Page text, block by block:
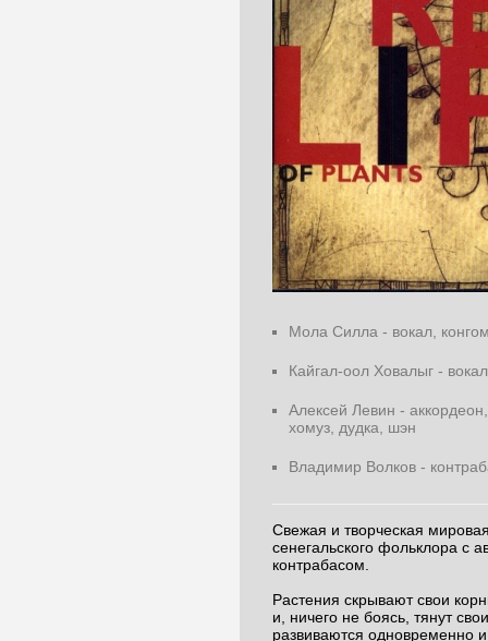
Мола Силла - вокал,
Кайгал-оол Ховалыг -
Алексей Левин -
хомуз, дудка, шэн
Владимир Волков -
Свежая и творческая
сенегальского фольклора с
контрабасом.
Растения скрывают свои
и, ничего не боясь, тянут
развиваются одновременно